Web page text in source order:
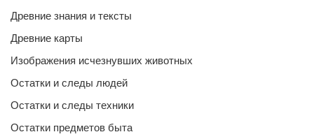
Древние знания и тексты
Древние карты
Изображения исчезнувших животных
Остатки и следы людей
Остатки и следы техники
Остатки предметов быта